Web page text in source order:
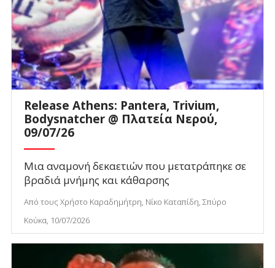
Release Athens: Pantera, Trivium,
Bodysnatcher @ Πλατεία Νερού,
09/07/26
Μια αναμονή δεκαετιών που μετατράπηκε σε
βραδιά μνήμης και κάθαρσης
Από τους Χρήστο Καραδημήτρη, Νίκο Καταπίδη, Σπύρο
Κούκα, 10/07/2026